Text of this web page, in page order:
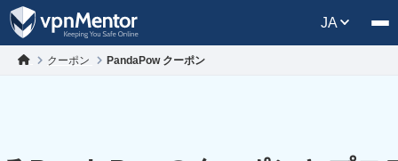
JA
クーポン PandaPow クーポン